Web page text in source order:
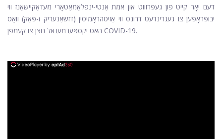
דעם יאָר קייט פון געפרוווט און אמת אַנטי-ינפלאַמאַטאָרי מעדאַקיישאַנז ווי
יבופּראָפען צו געגרינדעט דרוגס ווי אַזיטהראָמיסין (דזשאַנעריק ז-פּאַק) וואָס
האט יקספּערמענאַל נוצן צו קעמפן COVID-19.